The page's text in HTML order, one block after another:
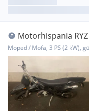
Motorhispania RYZ
Moped / Mofa, 3 PS (2 kW),